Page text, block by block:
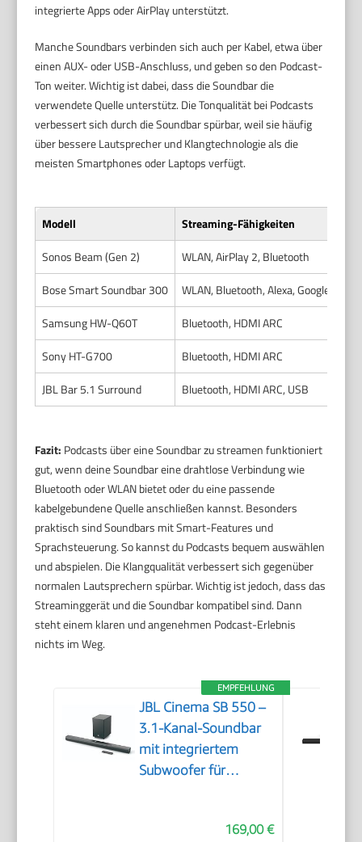
integrierte Apps oder AirPlay unterstützt.
Manche Soundbars verbinden sich auch per Kabel, etwa über
einen AUX- oder USB-Anschluss, und geben so den Podcast-
Ton weiter. Wichtig ist dabei, dass die Soundbar die
verwendete Quelle unterstütz. Die Tonqualität bei Podcasts
verbessert sich durch die Soundbar spürbar, weil sie häufig
über bessere Lautsprecher und Klangtechnologie als die
meisten Smartphones oder Laptops verfügt.
Modell
Streaming-Fähigkeiten
Sonos Beam (Gen 2)
WLAN, AirPlay 2, Bluetooth
Bose Smart Soundbar 300
WLAN, Bluetooth, Alexa, Google
Samsung HW-Q60T
Bluetooth, HDMI ARC
Sony HT-G700
Bluetooth, HDMI ARC
JBL Bar 5.1 Surround
Bluetooth, HDMI ARC, USB
Fazit: Podcasts über eine Soundbar zu streamen funktioniert
gut, wenn deine Soundbar eine drahtlose Verbindung wie
Bluetooth oder WLAN bietet oder du eine passende
kabelgebundene Quelle anschließen kannst. Besonders
praktisch sind Soundbars mit Smart-Features und
Sprachsteuerung. So kannst du Podcasts bequem auswählen
und abspielen. Die Klangqualität verbessert sich gegenüber
normalen Lautsprechern spürbar. Wichtig ist jedoch, dass das
Streaminggerät und die Soundbar kompatibel sind. Dann
steht einem klaren und angenehmen Podcast-Erlebnis
nichts im Weg.
EMPFEHLUNG
JBL Cinema SB 550 –
3.1-Kanal-Soundbar
mit integriertem
Subwoofer für
Bluetooth-Musik-169,00 €